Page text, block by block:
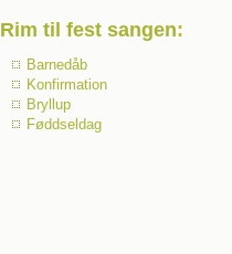
Rim til fest sangen:
Barnedåb
Konfirmation
Bryllup
Føddseldag